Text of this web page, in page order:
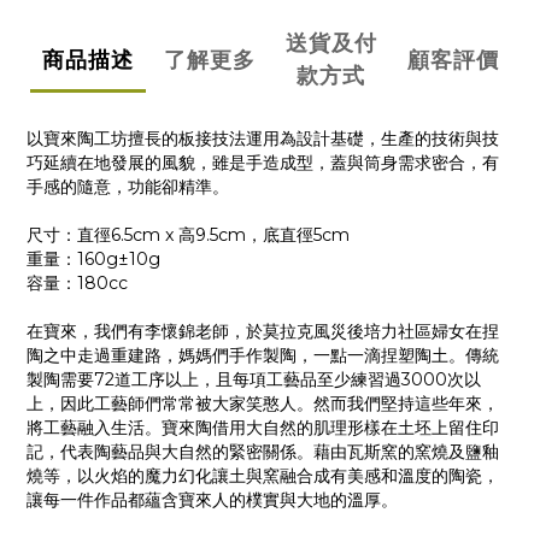
商品描述 了解更多
送貨及付
款方式
顧客評價
以寶來陶工坊擅長的板接技法運用為設計基礎，生產的技術與技
巧延續在地發展的風貌，雖是手造成型，蓋與筒身需求密合，有
手感的隨意，功能卻精準。
尺寸：直徑6.5cm x 高9.5cm，底直徑5cm
重量：160g±10g
容量：180cc
在寶來，我們有李懷錦老師，於莫拉克風災後培力社區婦女在捏
陶之中走過重建路，媽媽們手作製陶，一點一滴捏塑陶土。傳統
製陶需要72道工序以上，且每項工藝品至少練習過3000次以
上，因此工藝師們常常被大家笑憨人。然而我們堅持這些年來，
將工藝融入生活。寶來陶借用大自然的肌理形樣在土坯上留住印
記，代表陶藝品與大自然的緊密關係。藉由瓦斯窯的窯燒及鹽釉
燒等，以火焰的魔力幻化讓土與窯融合成有美感和溫度的陶瓷，
讓每一件作品都蘊含寶來人的樸實與大地的溫厚。